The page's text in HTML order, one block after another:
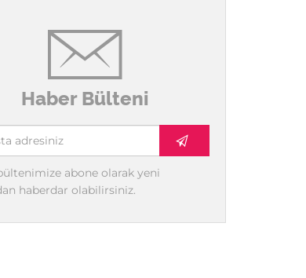
Haber Bülteni
abone olarak yeni
haberdar olabilirsiniz.